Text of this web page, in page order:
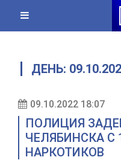
content
ДЕНЬ:
09.10.2022 18:07
ПОЛИЦИЯ
ЧЕЛЯБИНСКА С
НАРКОТИКОВ